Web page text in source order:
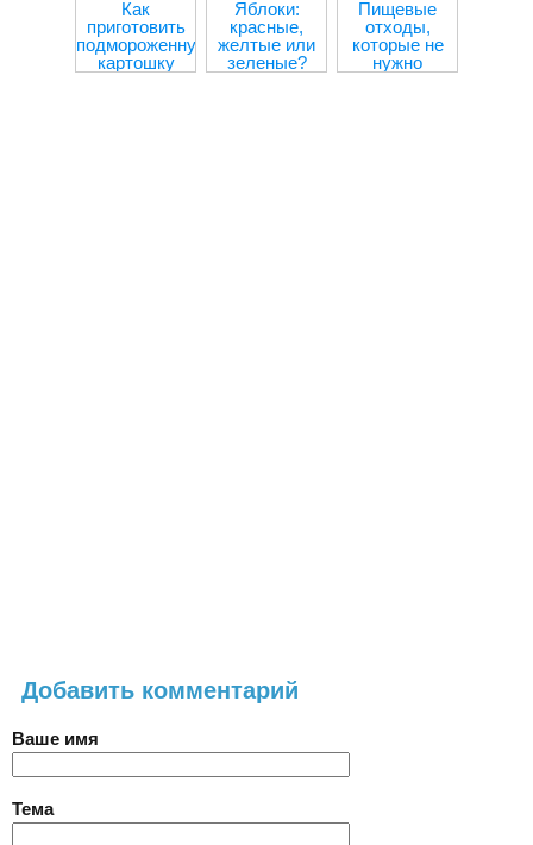
Как
приготовить
подмороженную
картошку
Яблоки:
красные,
желтые или
зеленые?
Пищевые
отходы,
которые не
нужно
Добавить комментарий
Ваше имя
Тема